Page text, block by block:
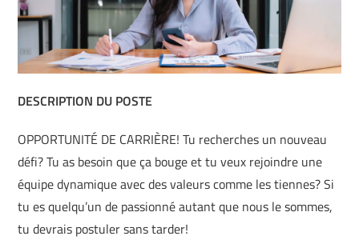
DESCRIPTION DU POSTE
OPPORTUNITÉ DE CARRIÈRE! Tu recherches un nouveau
défi? Tu as besoin que ça bouge et tu veux rejoindre une
équipe dynamique avec des valeurs comme les tiennes? Si
tu es quelqu’un de passionné autant que nous le sommes,
tu devrais postuler sans tarder!